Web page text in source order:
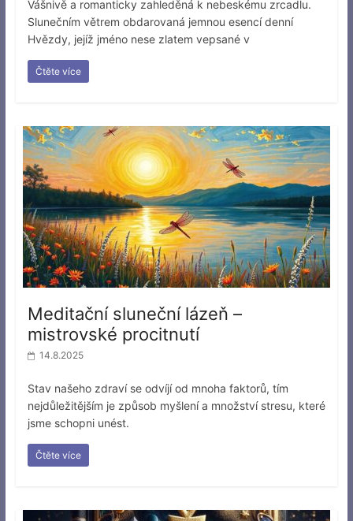
Vášnivě a romanticky zahleděná k nebeskému zrcadlu.
Slunečním větrem obdarovaná jemnou esencí denní
Hvězdy, jejíž jméno nese zlatem vepsané v
Čtěte více
Meditační sluneční lázeň –
mistrovské procitnutí
14.8.2025
Stav našeho zdraví se odvíjí od mnoha faktorů, tím
nejdůležitějším je způsob myšlení a množství stresu, které
jsme schopni unést.
Čtěte více